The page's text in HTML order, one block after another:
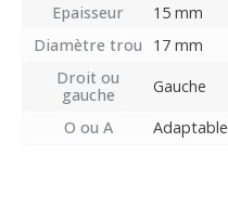
Epaisseur
15 mm
Diamètre trou
17 mm
Droit ou
gauche
Gauche
O ou A
Adaptable